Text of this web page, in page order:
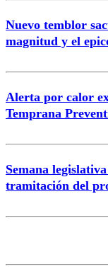
Nuevo temblor
magnitud y el
Alerta por calor
Temprana
Semana
tramitación del